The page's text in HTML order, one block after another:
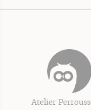
Atelier